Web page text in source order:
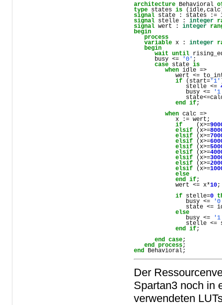
architecture Behavioral
type states is
signal
signal stelle : integer
signal wert : integer
begin
process
variable x : integer
begin
wait
until
      busy <=
'0' ;
case state is
when idle =>
wert <=
if (start= '1'
               stelle <=
               busy <=
end
if;
when calc =>
            x := wert;
if
    (x>=
elsif (x>=
elsif (x>=
elsif (x>=
elsif (x>=
elsif (x>=
elsif (x>=
elsif (x>=
elsif (x>=
else
end
if;
            wert <= x*
10;
if stelle=0
               busy <=
state <=
else
               busy <=
stelle <=
end
if;
end
case;
end
process
end
Behavioral;
Der
Spartan3 noch in
verwendeten